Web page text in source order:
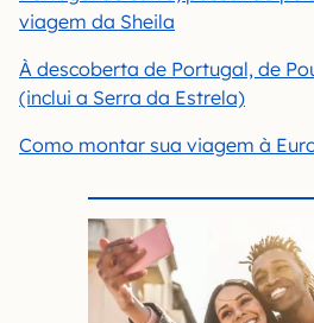
viagem da Sheila
À descoberta de Portugal, de
(inclui a Serra da Estrela)
Como montar sua viagem à